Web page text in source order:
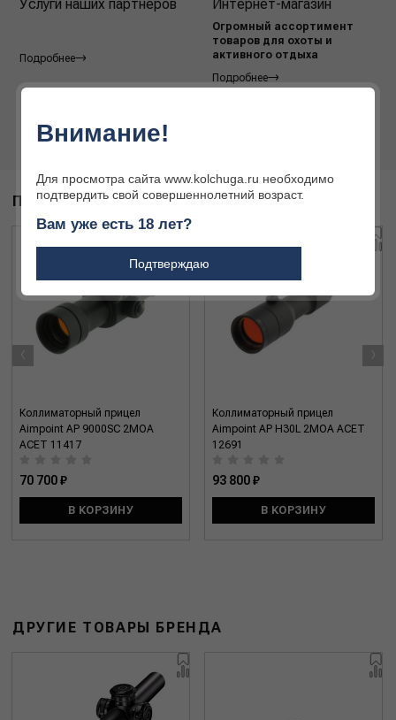
Услуги наших партнёров
Подробнее
Интернет-магазин
Огромный ассортимент
товаров для охоты и
активного отдыха
Подробнее
ПОХОЖИЕ ТОВАРЫ
Коллиматорный прицел
Aimpoint AP 9000SC 2MOA
ACET 11417
70 700 ₽
В КОРЗИНУ
Коллиматорный прицел
Aimpoint AP H30L 2MOA ACET
12691
93 800 ₽
В КОРЗИНУ
‹ ›
ДРУГИЕ ТОВАРЫ БРЕНДА
Внимание!
Для просмотра сайта www.kolchuga.ru необходимо
подтвердить свой совершеннолетний возраст.
Вам уже есть 18 лет?
Подтверждаю